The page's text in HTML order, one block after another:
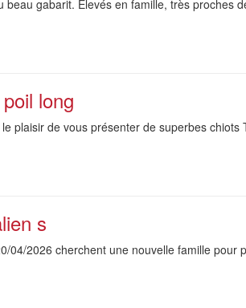
beau gabarit. Élevés en famille, très
long
le plaisir de vous présenter de superbes
s
04/2026 cherchent une nouvelle famille